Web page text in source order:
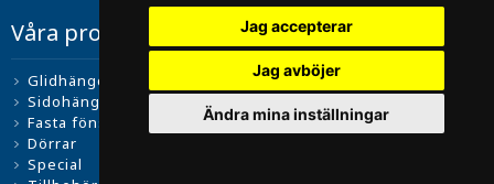
Jag accepterar
Jag avböjer
Ändra mina inställningar
Våra produkter
Glidhängda fönster
Sidohängda fönster
Fasta fönster
Dörrar
Special